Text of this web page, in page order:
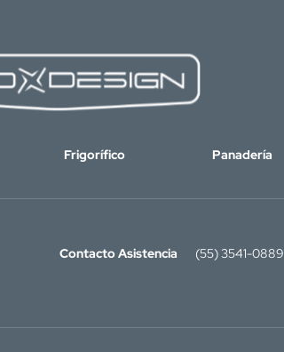
Frigorífico Panadería
Contacto Asistencia (55) 3541-0889